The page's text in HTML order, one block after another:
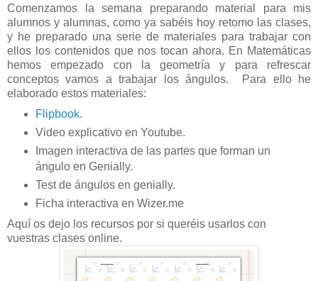
Comenzamos la semana preparando material para mis
alumnos y alumnas, como ya sabéis hoy retomo las clases,
y he preparado una serie de materiales para trabajar con
ellos los contenidos que nos tocan ahora. En Matemáticas
hemos empezado con la geometría y para refrescar
conceptos vamos a trabajar los ángulos. Para ello he
elaborado estos materiales:
Flipbook.
Video explicativo en Youtube.
Imagen interactiva de las partes que forman un
ángulo en Genially.
Test de ángulos en genially.
Ficha interactiva en Wizer.me
Aquí os dejo los recursos por si queréis usarlos con
vuestras clases online.